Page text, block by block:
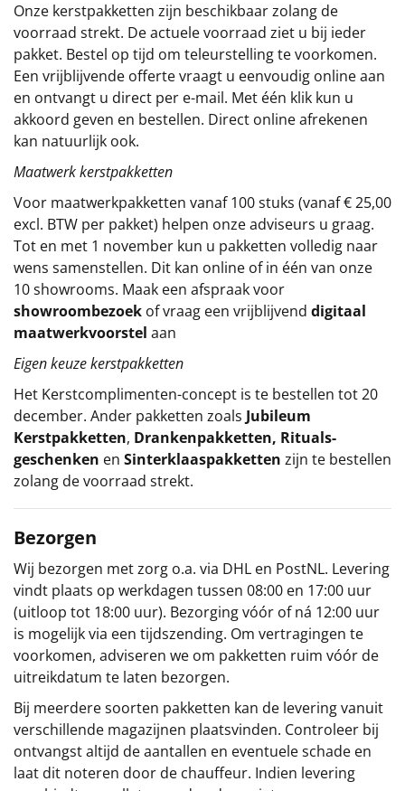
Sinterklaaspakketten
Particulier
Kerstgeschenken 2026
Relatiegeschenken
Per stuk
Alle overige
Onze kerstpakketten zijn beschikbaar zolang de
voorraad strekt. De actuele voorraad ziet u bij ieder
pakket. Bestel op tijd om teleurstelling te voorkomen.
Een vrijblijvende offerte vraagt u eenvoudig online aan
en ontvangt u direct per e-mail. Met één klik kun u
akkoord geven en bestellen. Direct online afrekenen
kan natuurlijk ook.
Maatwerk kerstpakketten
Voor maatwerkpakketten vanaf 100 stuks (vanaf € 25,00
excl. BTW per pakket) helpen onze adviseurs u graag.
Tot en met 1 november kun u pakketten volledig naar
wens samenstellen. Dit kan online of in één van onze
10 showrooms. Maak een afspraak voor
showroombezoek of vraag een vrijblijvend digitaal
maatwerkvoorstel aan
Eigen keuze kerstpakketten
Het Kerstcomplimenten-concept is te bestellen tot 20
december. Ander pakketten zoals Jubileum
Kerstpakketten, Drankenpakketten, Rituals-
geschenken en Sinterklaaspakketten zijn te bestellen
zolang de voorraad strekt.
Bezorgen
Wij bezorgen met zorg o.a. via DHL en PostNL. Levering
vindt plaats op werkdagen tussen 08:00 en 17:00 uur
(uitloop tot 18:00 uur). Bezorging vóór of ná 12:00 uur
is mogelijk via een tijdszending. Om vertragingen te
voorkomen, adviseren we om pakketten ruim vóór de
uitreikdatum te laten bezorgen.
Bij meerdere soorten pakketten kan de levering vanuit
verschillende magazijnen plaatsvinden. Controleer bij
ontvangst altijd de aantallen en eventuele schade en
laat dit noteren door de chauffeur. Indien levering